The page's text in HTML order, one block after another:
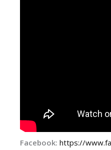
Facebook: https://